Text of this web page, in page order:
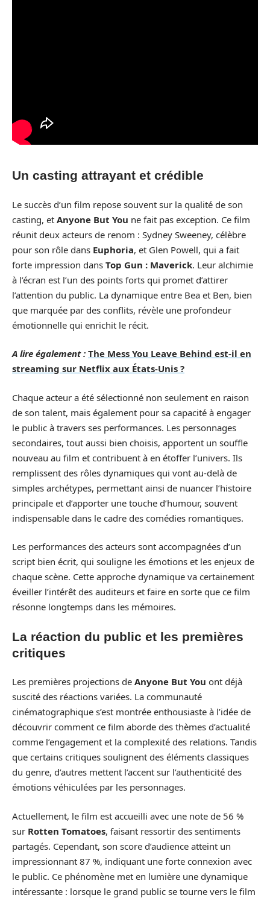
Un casting attrayant et crédible
Le succès d’un film repose souvent sur la qualité de son
casting, et Anyone But You ne fait pas exception. Ce film
réunit deux acteurs de renom : Sydney Sweeney, célèbre
pour son rôle dans Euphoria, et Glen Powell, qui a fait
forte impression dans Top Gun : Maverick. Leur alchimie
à l’écran est l’un des points forts qui promet d’attirer
l’attention du public. La dynamique entre Bea et Ben, bien
que marquée par des conflits, révèle une profondeur
émotionnelle qui enrichit le récit.
A lire également : The Mess You Leave Behind est-il en
streaming sur Netflix aux États-Unis ?
Chaque acteur a été sélectionné non seulement en raison
de son talent, mais également pour sa capacité à engager
le public à travers ses performances. Les personnages
secondaires, tout aussi bien choisis, apportent un souffle
nouveau au film et contribuent à en étoffer l’univers. Ils
remplissent des rôles dynamiques qui vont au-delà de
simples archétypes, permettant ainsi de nuancer l’histoire
principale et d’apporter une touche d’humour, souvent
indispensable dans le cadre des comédies romantiques.
Les performances des acteurs sont accompagnées d’un
script bien écrit, qui souligne les émotions et les enjeux de
chaque scène. Cette approche dynamique va certainement
éveiller l’intérêt des auditeurs et faire en sorte que ce film
résonne longtemps dans les mémoires.
La réaction du public et les premières
critiques
Les premières projections de Anyone But You ont déjà
suscité des réactions variées. La communauté
cinématographique s’est montrée enthousiaste à l’idée de
découvrir comment ce film aborde des thèmes d’actualité
comme l’engagement et la complexité des relations. Tandis
que certains critiques soulignent des éléments classiques
du genre, d’autres mettent l’accent sur l’authenticité des
émotions véhiculées par les personnages.
Actuellement, le film est accueilli avec une note de 56 %
sur Rotten Tomatoes, faisant ressortir des sentiments
partagés. Cependant, son score d’audience atteint un
impressionnant 87 %, indiquant une forte connexion avec
le public. Ce phénomène met en lumière une dynamique
intéressante : lorsque le grand public se tourne vers le film